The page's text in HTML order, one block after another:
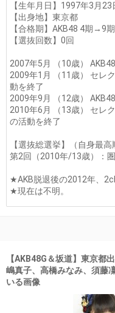
【生年月日】1997年3月23
【出身地】東京都
【合格期】AKB48 4期→9期
【選抜回数】0回
2007年5月 （10歳）
2009年1月 （11歳） セレ
動を終了
2009年9月 （12歳）
2010年6月 （13歳） セレ
の活動を終了
【選抜総選挙】（自身最高
第2回（2010年/13歳）：
★AKB脱退後の2012年、
★現在は不明。
【AKB48G＆坂道】東京
嶋真子、高橋みなみ、須藤
いる画像